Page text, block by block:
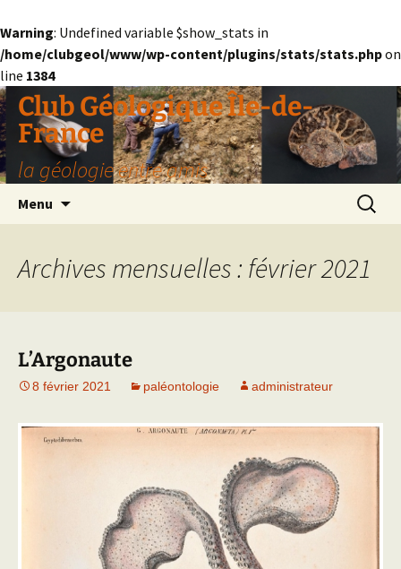
Warning: Undefined variable $show_stats in
/home/clubgeol/www/wp-content/plugins/stats/stats.phpon
line 1384
Aller
au
contenu
Club Géologique Île-de-
France
la géologie entre amis
Menu
Archives mensuelles : février 2021
L’Argonaute
8 février 2021 paléontologie administrateur